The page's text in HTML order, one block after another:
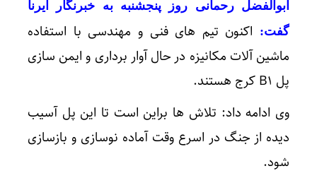
ابوالفضل رحمانی روز پنجشنبه به خبرنگار ایرنا
گفت: اکنون تیم های فنی و مهندسی با استفاده
ماشین آلات مکانیزه در حال آوار برداری و ایمن سازی
پل B۱ کرج هستند.
وی ادامه داد: تلاش ها براین است تا این پل آسیب
دیده از جنگ در اسرع وقت آماده نوسازی و بازسازی
شود.